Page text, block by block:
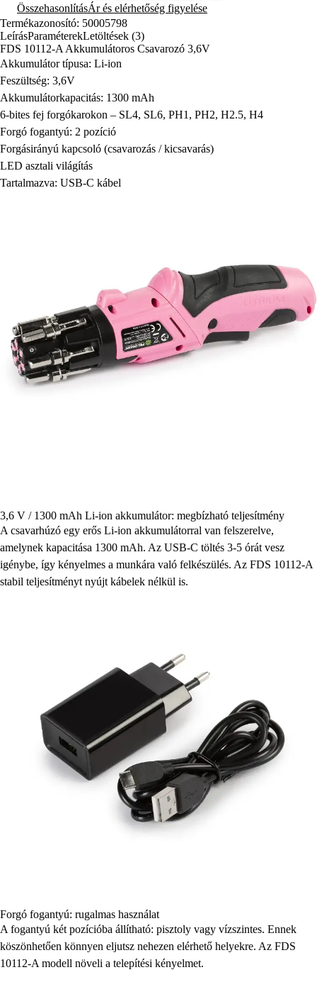
ÖsszehasonlításÁr és elérhetőség figyelése
Termékazonosító: 50005798
LeírásParaméterekLetöltések (3)
FDS 10112-A Akkumulátoros Csavarozó 3,6V
Akkumulátor típusa: Li-ion
Feszültség: 3,6V
Akkumulátorkapacitás: 1300 mAh
6-bites fej forgókarokon – SL4, SL6, PH1, PH2, H2.5, H4
Forgó fogantyú: 2 pozíció
Forgásirányú kapcsoló (csavarozás / kicsavarás)
LED asztali világítás
Tartalmazva: USB-C kábel
3,6 V / 1300 mAh Li-ion akkumulátor: megbízható teljesítmény
A csavarhúzó egy erős Li-ion akkumulátorral van felszerelve,
amelynek kapacitása 1300 mAh. Az USB-C töltés 3-5 órát vesz
igénybe, így kényelmes a munkára való felkészülés. Az FDS 10112-A
stabil teljesítményt nyújt kábelek nélkül is.
Forgó fogantyú: rugalmas használat
A fogantyú két pozícióba állítható: pisztoly vagy vízszintes. Ennek
köszönhetően könnyen eljutsz nehezen elérhető helyekre. Az FDS
10112-A modell növeli a telepítési kényelmet.